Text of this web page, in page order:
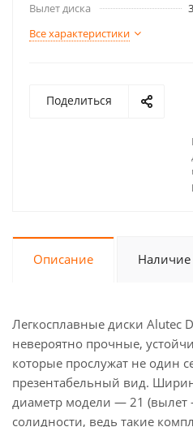
Вылет диска
Все характеристики
Поделиться
Описание Наличие
Легкосплавные диски Alutec
невероятно прочные,
которые прослужат не один
презентабельный вид.
диаметр модели — 21 (вылет
солидности, ведь такие